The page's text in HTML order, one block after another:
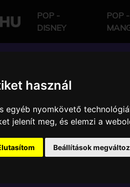
használ
egyéb nyomkövető
jelenít meg, és elemzi a
Beállítások
POP -
DISNEY
POP
BOX HU
-
LIVERPOOL